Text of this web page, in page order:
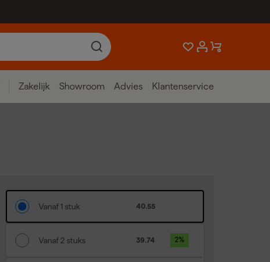
Zakelijk Showroom Advies Klantenservice
Vanaf 1 stuk 40.55
Vanaf 2 stuks 39.74 2%